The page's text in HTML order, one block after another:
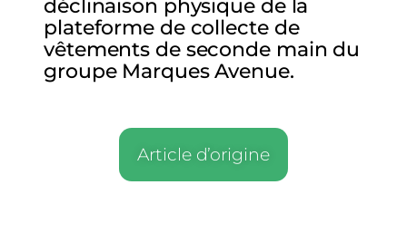
déclinaison physique de la
plateforme de collecte de
vêtements de seconde main du
groupe Marques Avenue.
Article d’origine